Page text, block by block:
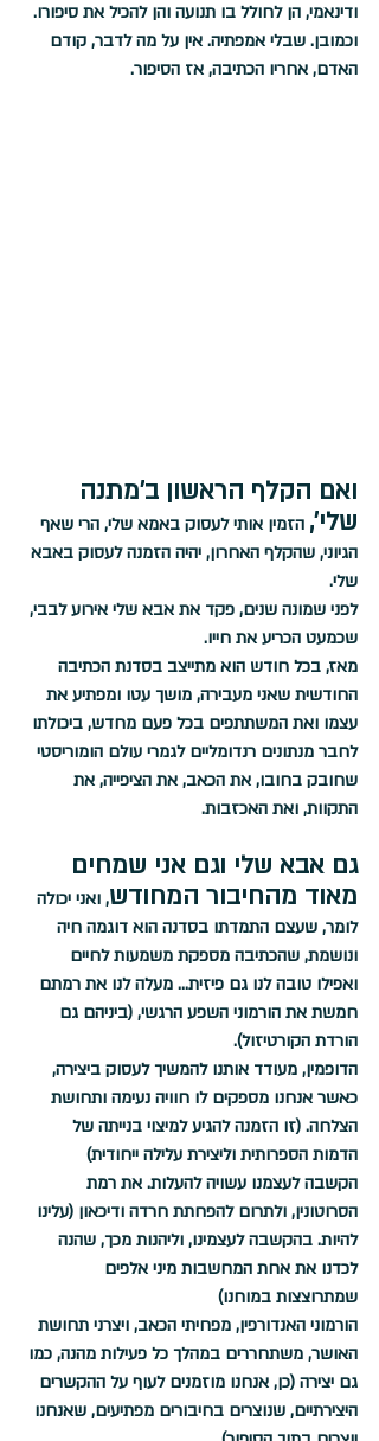
ודינאמי, הן לחולל בו תנועה והן להכיל את סיפורו.
וכמובן. שבלי אמפתיה. אין על מה לדבר, קודם
האדם, אחריו הכתיבה, אז הסיפור.
ואם הקלף הראשון ב'מתנה
שלי', הזמין אותי לעסוק באמא שלי, הרי שאף
הגיוני, שהקלף האחרון, יהיה הזמנה לעסוק באבא
שלי.
לפני שמונה שנים, פקד את אבא שלי אירוע לבבי,
שכמעט הכריע את חייו.
מאז, בכל חודש הוא מתייצב בסדנת הכתיבה
החודשית שאני מעבירה, מושך עטו ומפתיע את
עצמו ואת המשתתפים בכל פעם מחדש, ביכולתו
לחבר מנתונים רנדומליים לגמרי עולם הומוריסטי
שחובק בחובו, את הכאב, את הציפייה, את
התקוות, ואת האכזבות.
גם אבא שלי וגם אני שמחים
מאוד מהחיבור המחודש, ואני יכולה
לומר, שעצם התמדתו בסדנה הוא דוגמה חיה
ונושמת, שהכתיבה מספקת משמעות לחיים
ואפילו טובה לנו גם פיזית... מעלה לנו את רמתם
חמשת את הורמוני השפע הרגשי, (ביניהם גם
הורדת הקורטיזול).
הדופמין, מעודד אותנו להמשיך לעסוק ביצירה,
כאשר אנחנו מספקים לו חוויה נעימה ותחושת
הצלחה. (זו הזמנה להגיע למיצוי בנייתה של
הדמות הספרותית וליצירת עלילה ייחודית)
הקשבה לעצמנו עשויה להעלות. את רמת
הסרוטונין, ולתרום להפחתת חרדה ודיכאון (עלינו
להיות. בהקשבה לעצמינו, וליהנות מכך, שהנה
לכדנו את אחת המחשבות מיני אלפים
שמתרוצצות במוחנו)
הורמוני האנדורפין, מפחיתי הכאב, ויצרני תחושת
האושר, משתחררים במהלך כל פעילות מהנה, כמו
גם יצירה (כן, אנחנו מוזמנים לעוף על ההקשרים
היצירתיים, שנוצרים בחיבורים מפתיעים, שאנחנו